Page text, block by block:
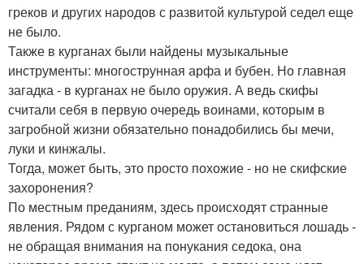
греков и других народов с развитой культурой седел еще
не было.
Также в курганах были найдены музыкальные
инструменты: многострунная арфа и бубен. Но главная
загадка - в курганах не было оружия. А ведь скифы
считали себя в первую очередь воинами, которым в
загробной жизни обязательно понадобились бы мечи,
луки и кинжалы.
Тогда, может быть, это просто похожие - но не скифские
захоронения?
По местным преданиям, здесь происходят странные
явления. Рядом с курганом может остановиться лошадь -
не обращая внимания на понукания седока, она